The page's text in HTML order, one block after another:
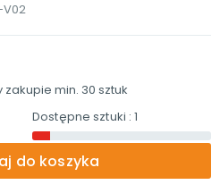
V02
zakupie min. 30 sztuk
Dostępne sztuki : 1
do koszyka